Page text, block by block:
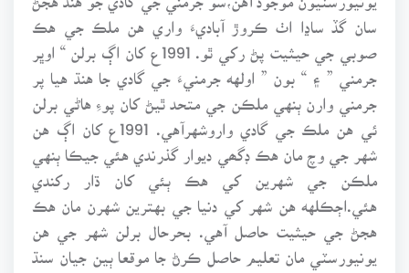
سان گڏ ساڍا اٺ ڪروڙ آباديءَ واري هن ملڪ جي هڪ
صوبي جي حيثيت پڻ رکي ٿو. 1991ع کان اڳ برلن “ اوڀر
جرمني ” ۽ “ بون ” اولهه جرمنيءَ جي گادي جا هنڌ هيا پر
جرمني وارن ٻنهي ملڪن جي متحد ٿيڻ کان پوءِ هاڻي برلن
ئي هن ملڪ جي گادي واروشهرآهي. 1991ع کان اڳ هن
شهر جي وچ مان هڪ ڊگھي ديوار گذرندي هئي جيڪا ٻنهي
ملڪن جي شهرين کي هڪ ٻئي کان ڌار رکندي
هئي.اڄڪلهه هن شهر کي دنيا جي بهترين شهرن مان هڪ
هجڻ جي حيثيت حاصل آهي. بحرحال برلن شهر جي هن
يونيورسٽي مان تعليم حاصل ڪرڻ جا موقعا ٻين جيان سنڌ